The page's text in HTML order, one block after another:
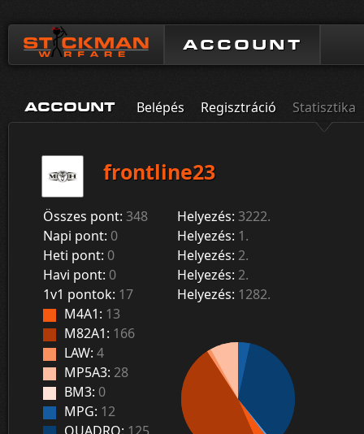
ACCOUNT
ACCOUNT Belépés Regisztráció Statisztika
frontline23
Összes pont: 348 Helyezés: 3222.
Napi pont: 0 Helyezés: 1.
Heti pont: 0 Helyezés: 2.
Havi pont: 0 Helyezés: 2.
1v1 pontok: 17 Helyezés: 1282.
M4A1: 13
M82A1: 166
LAW: 4
MP5A3: 28
BM3: 0
MPG: 12